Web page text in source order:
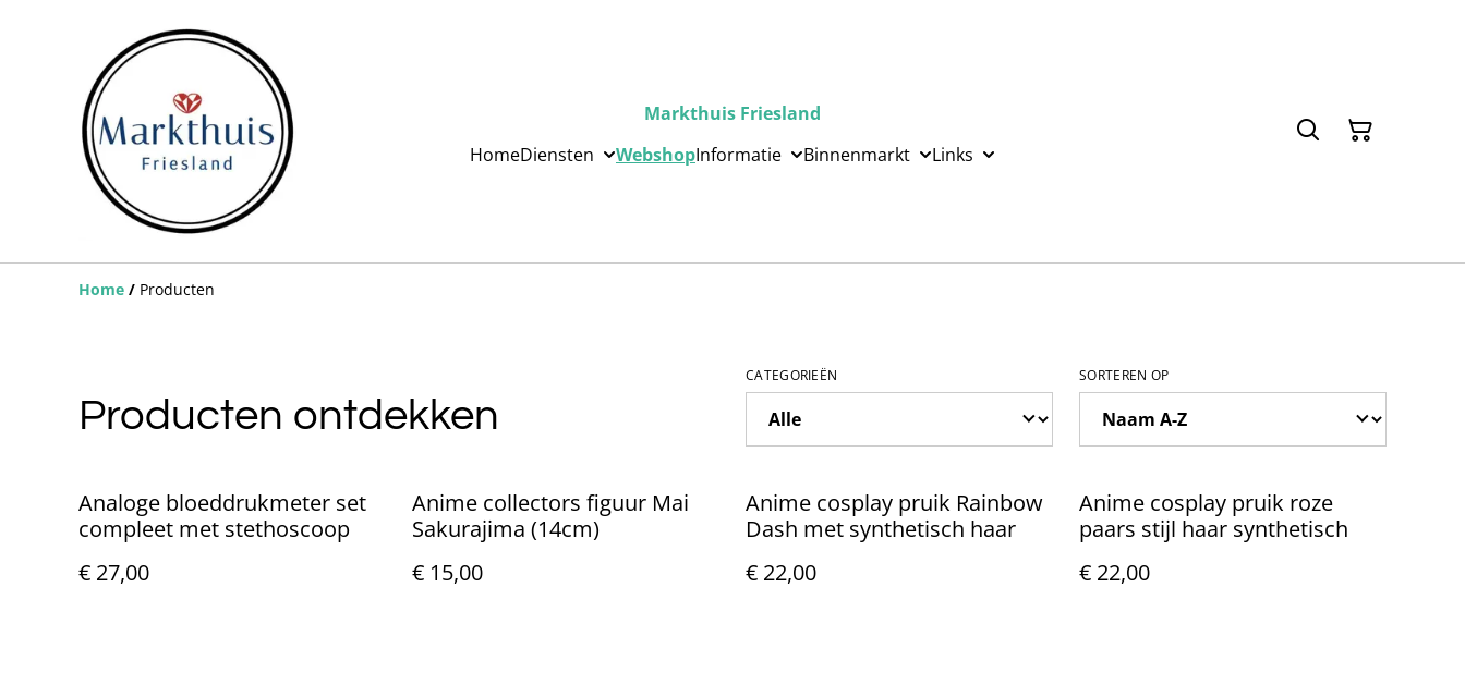
Markthuis Friesland
HomeDiensten WebshopInformatie Binnenmarkt Links
Home / Producten
Producten ontdekken
CATEGORIEËN SORTEREN OP
Analoge bloeddrukmeter set
compleet met stethoscoop
€ 27,00
Anime collectors figuur Mai
Sakurajima (14cm)
€ 15,00
Anime cosplay pruik Rainbow
Dash met synthetisch haar
€ 22,00
Anime cosplay pruik roze
paars stijl haar synthetisch
€ 22,00